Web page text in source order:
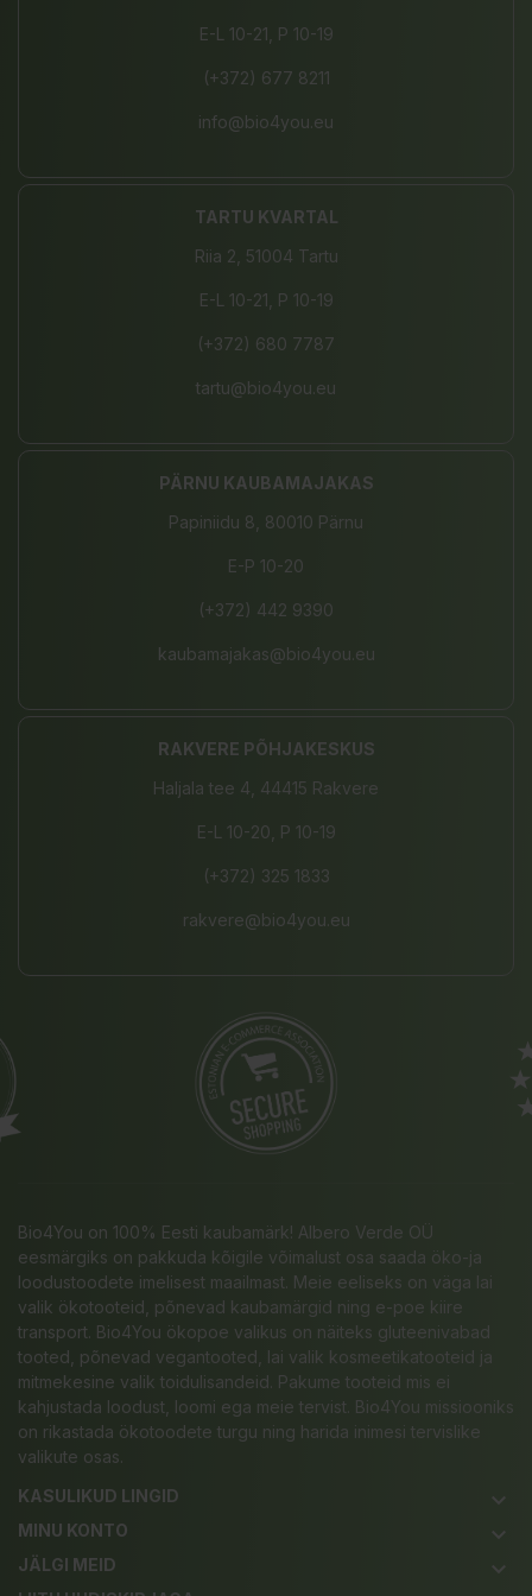
E-L 10-21, P 10-19
(+372) 677 8211
info@bio4you.eu
TARTU KVARTAL
Riia 2, 51004 Tartu
E-L 10-21, P 10-19
(+372) 680 7787
tartu@bio4you.eu
PÄRNU KAUBAMAJAKAS
Papiniidu 8, 80010 Pärnu
E-P 10-20
(+372) 442 9390
kaubamajakas@bio4you.eu
RAKVERE PÕHJAKESKUS
Haljala tee 4, 44415 Rakvere
E-L 10-20, P 10-19
(+372) 325 1833
rakvere@bio4you.eu
Bio4You on 100% Eesti kaubamärk! Albero Verde OÜ
eesmärgiks on pakkuda kõigile võimalust osa saada öko-ja
loodustoodete imelisest maailmast. Meie eeliseks on väga lai
valik ökotooteid, põnevad kaubamärgid ning e-poe kiire
transport. Bio4You ökopoe valikus on näiteks gluteenivabad
tooted, põnevad vegantooted, lai valik kosmeetikatooteid ja
mitmekesine valik toidulisandeid. Pakume tooteid mis ei
kahjustada loodust, loomi ega meie tervist. Bio4You missiooniks
on rikastada ökotoodete turgu ning harida inimesi tervislike
valikute osas.
KASULIKUD LINGID
keyboard_arrow_down
MINU KONTO keyboard_arrow_down
JÄLGI MEID keyboard_arrow_down